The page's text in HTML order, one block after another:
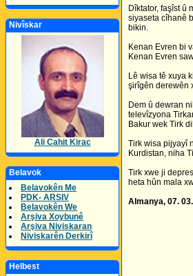
Nivîskar
Ali Cahit Kirac
Belavok
Belavokên Me
PDK- ARSIV
Belavokên We
Arşiva Xoybunê
Arşiva Niviskaran
Niviskarên Derkirî
Helbest
Dîktator, faşîst û
siyaseta cîhanê
bikin.
Kenan Evren bi
Kenan Evren
Lê wisa tê xuya
şirîgên derewên
Dem û dewran
televîzyona
Bakur wek Tirk
Tirk wisa pijyayî
Kurdistan, niha
Tirk xwe ji
heta hûn mala
Almanya, 07.